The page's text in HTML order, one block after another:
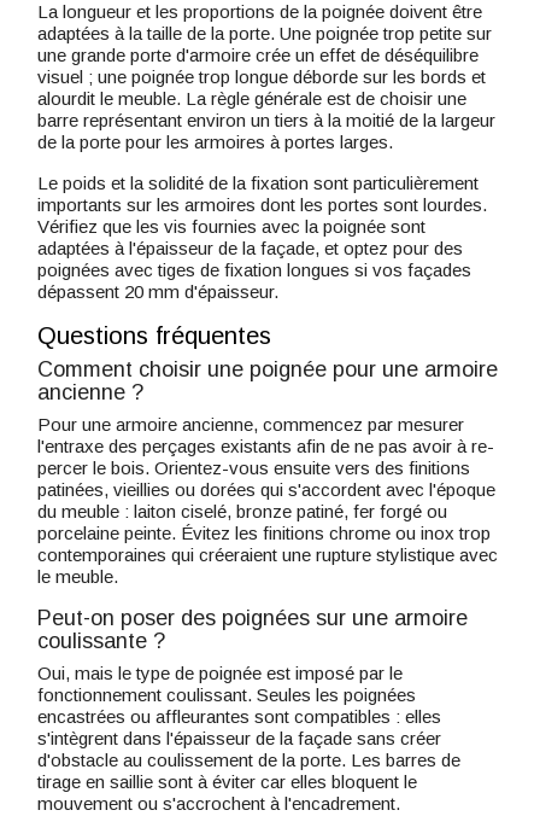
La longueur et les proportions de la poignée doivent être
adaptées à la taille de la porte. Une poignée trop petite sur
une grande porte d'armoire crée un effet de déséquilibre
visuel ; une poignée trop longue déborde sur les bords et
alourdit le meuble. La règle générale est de choisir une
barre représentant environ un tiers à la moitié de la largeur
de la porte pour les armoires à portes larges.
Le poids et la solidité de la fixation sont particulièrement
importants sur les armoires dont les portes sont lourdes.
Vérifiez que les vis fournies avec la poignée sont
adaptées à l'épaisseur de la façade, et optez pour des
poignées avec tiges de fixation longues si vos façades
dépassent 20 mm d'épaisseur.
Questions fréquentes
Comment choisir une poignée pour une armoire
ancienne ?
Pour une armoire ancienne, commencez par mesurer
l'entraxe des perçages existants afin de ne pas avoir à re-
percer le bois. Orientez-vous ensuite vers des finitions
patinées, vieillies ou dorées qui s'accordent avec l'époque
du meuble : laiton ciselé, bronze patiné, fer forgé ou
porcelaine peinte. Évitez les finitions chrome ou inox trop
contemporaines qui créeraient une rupture stylistique avec
le meuble.
Peut-on poser des poignées sur une armoire
coulissante ?
Oui, mais le type de poignée est imposé par le
fonctionnement coulissant. Seules les poignées
encastrées ou affleurantes sont compatibles : elles
s'intègrent dans l'épaisseur de la façade sans créer
d'obstacle au coulissement de la porte. Les barres de
tirage en saillie sont à éviter car elles bloquent le
mouvement ou s'accrochent à l'encadrement.